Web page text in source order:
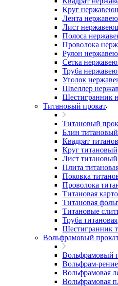
Круг
Лента
Лист
Полоса
Проволока
Рулон
Сетка
Труба
Уголок
Швеллер
Шестигранник
Титановый прокат
Титановый
Блин титановый
Квадрат
Круг титановый
Лист титановый
Плита
Поковка
Проволока
Титановая
Титановая
Титановые
Труба титановая
Шестигранник
Вольфрамовый
Вольфрамовый
Вольфрам-
Вольфрамовая
Вольфрамовая